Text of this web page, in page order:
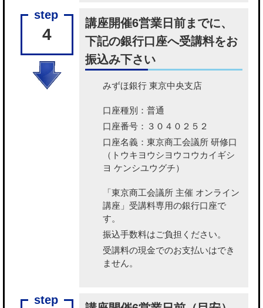
4
講座開催6営業日前までに、
下記の銀行口座へ受講料をお
振込み下さい
みずほ銀行 東京中央支店
口座種別：普通
口座番号：３０４０２５２
口座名義：東京商工会議所 研修口
（トウキヨウシヨウコウカイギシ
ヨ ケンシユウグチ）
「東京商工会議所 主催 オンライン
講座」受講料専用の銀行口座で
す。
振込手数料はご負担ください。
受講料の現金でのお支払いはでき
ません。